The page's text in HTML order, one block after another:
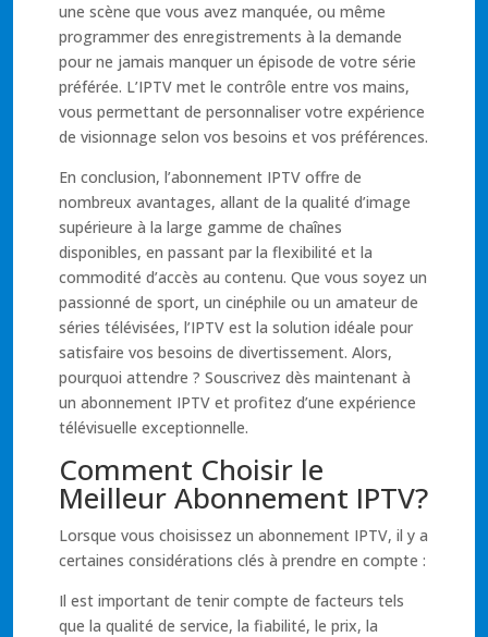
une scène que vous avez manquée, ou même
programmer des enregistrements à la demande
pour ne jamais manquer un épisode de votre série
préférée. L’IPTV met le contrôle entre vos mains,
vous permettant de personnaliser votre expérience
de visionnage selon vos besoins et vos préférences.
En conclusion, l’abonnement IPTV offre de
nombreux avantages, allant de la qualité d’image
supérieure à la large gamme de chaînes
disponibles, en passant par la flexibilité et la
commodité d’accès au contenu. Que vous soyez un
passionné de sport, un cinéphile ou un amateur de
séries télévisées, l’IPTV est la solution idéale pour
satisfaire vos besoins de divertissement. Alors,
pourquoi attendre ? Souscrivez dès maintenant à
un abonnement IPTV et profitez d’une expérience
télévisuelle exceptionnelle.
Comment Choisir le
Meilleur Abonnement IPTV?
Lorsque vous choisissez un abonnement IPTV, il y a
certaines considérations clés à prendre en compte :
Il est important de tenir compte de facteurs tels
que la qualité de service, la fiabilité, le prix, la